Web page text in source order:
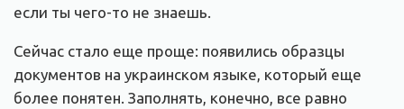
если ты чего-то не знаешь.
Сейчас стало еще проще: появились образцы
документов на украинском языке, который еще
более понятен. Заполнять, конечно, все равно